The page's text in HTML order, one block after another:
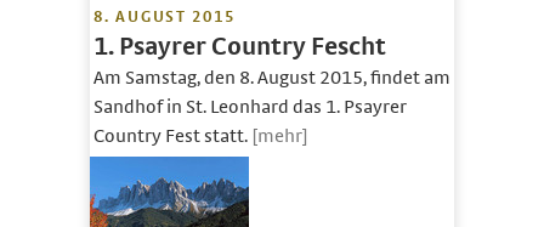
8. AUGUST 2015
1. Psayrer Country Fescht
Am Samstag, den 8. August 2015, findet am
Sandhof in St. Leonhard das 1. Psayrer
Country Fest statt. [mehr]